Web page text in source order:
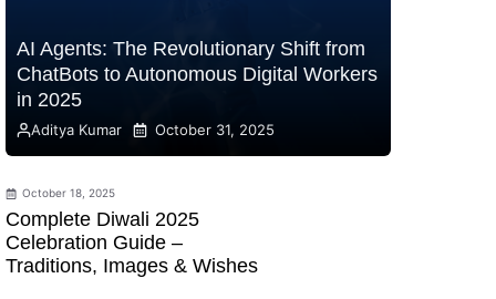
AI Agents: The Revolutionary Shift from
ChatBots to Autonomous Digital Workers
in 2025
Aditya Kumar October 31, 2025
October 18, 2025
Complete Diwali 2025
Celebration Guide –
Traditions, Images & Wishes